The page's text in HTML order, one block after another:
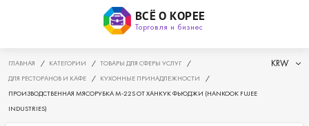
ВСЁ О КОРЕЕ
Торговля и бизнес
ГЛАВНАЯ / КАТЕГОРИИ / ТОВАРЫ ДЛЯ СФЕРЫ УСЛУГ
/
ДЛЯ РЕСТОРАНОВ И КАФЕ
/ КУХОННЫЕ ПРИНАДЛЕЖНОСТИ
/
ПРОИЗВОДСТВЕННАЯ МЯСОРУБКА M-22S ОТ ХАНКУК ФЬЮДЖИ (HANKOOK FUJEE
INDUSTRIES)
KRW